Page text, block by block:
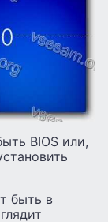
BIOS или,
быть в